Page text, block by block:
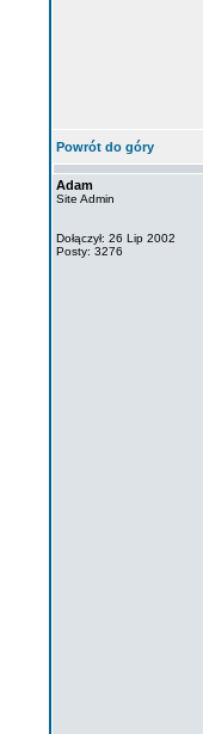
Powrót do góry
Adam
Site Admin
Dołączył: 26 Lip 2002
Posty: 3276